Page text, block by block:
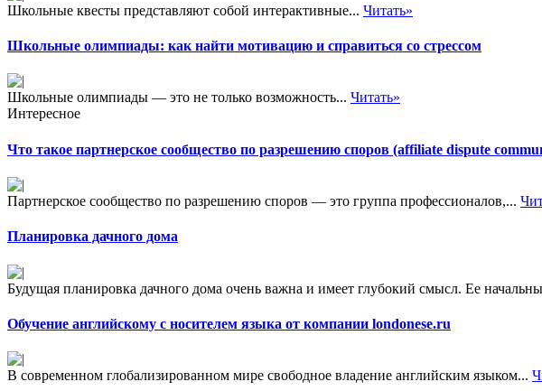
Школьные квесты представляют собой интерактивные... Читать»
Школьные олимпиады: как найти мотивацию и справиться со стрессом
Школьные олимпиады — это не только возможность... Читать»
Интересное
Что такое партнерское сообщество по разрешению споров (affiliate dispute
Партнерское сообщество по разрешению споров — это группа профессионалов,...
Планировка дачного дома
Будущая планировка дачного дома очень важна и имеет глубокий смысл. Ее
Обучение английскому с носителем языка от компании londonese.ru
В современном глобализированном мире свободное владение английским языком...